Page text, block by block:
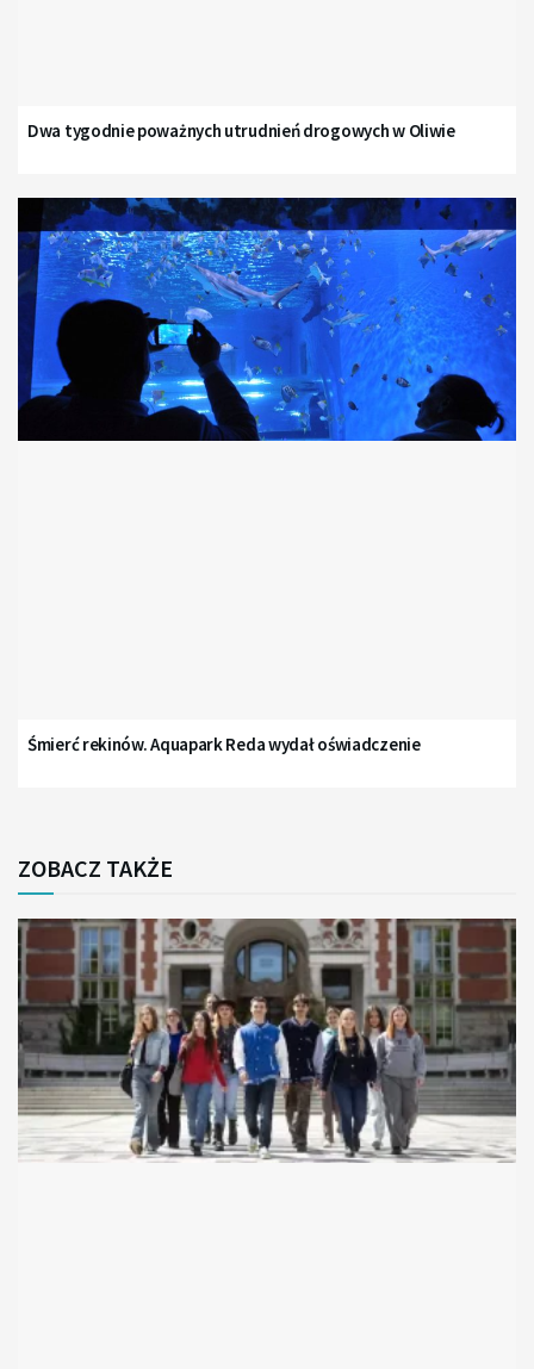
Dwa tygodnie poważnych utrudnień drogowych w Oliwie
Śmierć rekinów. Aquapark Reda wydał oświadczenie
ZOBACZ TAKŻE